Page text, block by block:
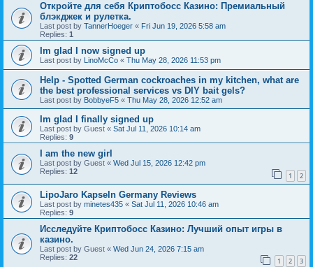
Откройте для себя Криптобосс Казино: Премиальный
блэкджек и рулетка.
Last post by TannerHoeger « Fri Jun 19, 2026 5:58 am
Replies: 1
Im glad I now signed up
Last post by LinoMcCo « Thu May 28, 2026 11:53 pm
Help - Spotted German cockroaches in my kitchen, what are
the best professional services vs DIY bait gels?
Last post by BobbyeF5 « Thu May 28, 2026 12:52 am
Im glad I finally signed up
Last post by Guest « Sat Jul 11, 2026 10:14 am
Replies: 9
I am the new girl
Last post by Guest « Wed Jul 15, 2026 12:42 pm
Replies: 12 1 2
LipoJaro Kapseln Germany Reviews
Last post by minetes435 « Sat Jul 11, 2026 10:46 am
Replies: 9
Исследуйте Криптобосс Казино: Лучший опыт игры в
казино.
Last post by Guest « Wed Jun 24, 2026 7:15 am
Replies: 22 1 2 3